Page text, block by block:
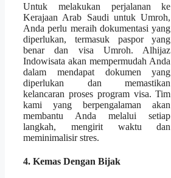
Untuk melakukan perjalanan ke
Kerajaan Arab Saudi untuk Umroh,
Anda perlu meraih dokumentasi yang
diperlukan, termasuk paspor yang
benar dan visa Umroh. Alhijaz
Indowisata akan mempermudah Anda
dalam mendapat dokumen yang
diperlukan dan memastikan
kelancaran proses program visa. Tim
kami yang berpengalaman akan
membantu Anda melalui setiap
langkah, mengirit waktu dan
meminimalisir stres.
4. Kemas Dengan Bijak